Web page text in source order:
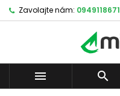
Zavolajte nám: 0949118671
 